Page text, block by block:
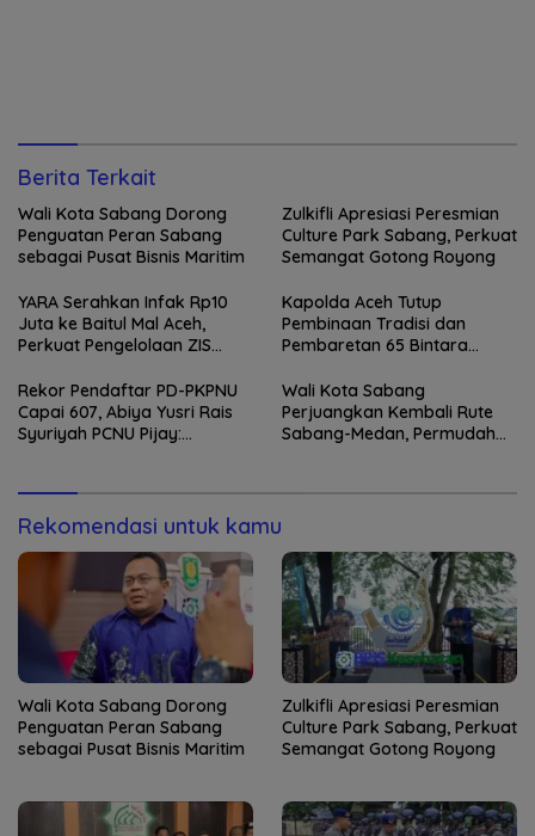
Berita Terkait
Wali Kota Sabang Dorong
Penguatan Peran Sabang
sebagai Pusat Bisnis Maritim
Zulkifli Apresiasi Peresmian
Culture Park Sabang, Perkuat
Semangat Gotong Royong
YARA Serahkan Infak Rp10
Juta ke Baitul Mal Aceh,
Perkuat Pengelolaan ZIS
Kapolda Aceh Tutup
Pembinaan Tradisi dan
Pembaretan 65 Bintara
Rekor Pendaftar PD-PKPNU
Capai 607, Abiya Yusri Rais
Syuriyah PCNU Pijay:
Wali Kota Sabang
Perjuangkan Kembali Rute
Sabang-Medan, Permudah
Rekomendasi untuk kamu
Wali Kota Sabang Dorong
Penguatan Peran Sabang
sebagai Pusat Bisnis Maritim
Zulkifli Apresiasi Peresmian
Culture Park Sabang, Perkuat
Semangat Gotong Royong